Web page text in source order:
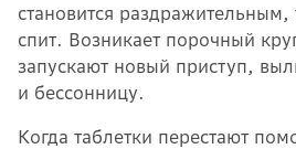
становится
спит. Возникает порочный
запускают новый приступ,
и бессонницу.
Когда таблетки перестают